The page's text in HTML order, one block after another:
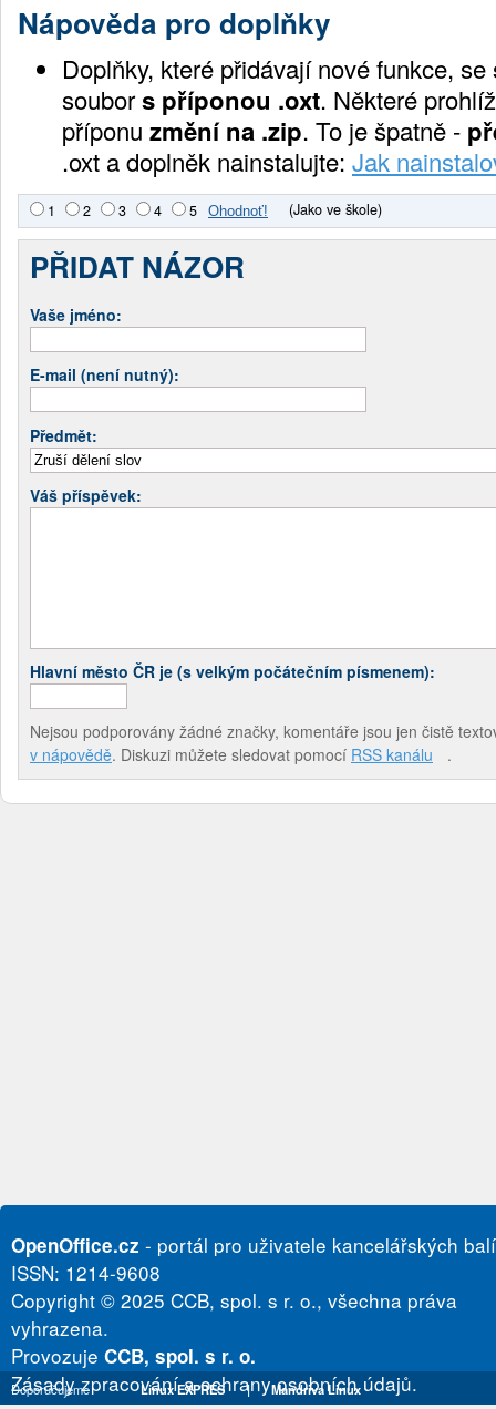
Nápověda pro doplňky
Doplňky, které přidávají nové funkce, se
soubors příponou .oxt. Některé
příponu změní na .zip. To je špatně -
.oxt a doplněk nainstalujte: Jak
1 2 3 4 5 (Jako ve škole)
PŘIDAT NÁZOR
Vaše jméno:
E-mail (není nutný):
Předmět:
Váš příspěvek:
Hlavní město ČR je (s velkým počátečním písmenem):
Nejsou podporovány žádné značky, komentáře jsou jen čistě
v nápovědě. Diskuzi můžete sledovat pomocí RSS kanálu .
OpenOffice.cz - portál pro uživatele kancelářských
ISSN: 1214-9608
Copyright © 2025 CCB, spol. s r. o., všechna práva
vyhrazena.
Provozuje CCB, spol. s r. o.
Zásady zpracování a ochrany osobních údajů.
Doporučujeme Linux EXPRES | Mandriva Linux